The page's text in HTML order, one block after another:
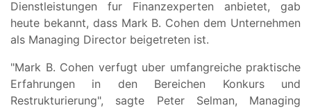
Dienstleistungen fur Finanzexperten anbietet, gab
heute bekannt, dass Mark B. Cohen dem Unternehmen
als Managing Director beigetreten ist.
"Mark B. Cohen verfugt uber umfangreiche praktische
Erfahrungen in den Bereichen Konkurs und
Restrukturierung", sagte Peter Selman, Managing